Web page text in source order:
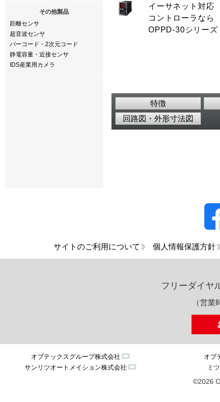
その他製品
距離センサ
超音波センサ
バーコード・2次元コード
静電容量・近接センサ
IDS産業用カメラ
イーサネット対応
コントローラなら
OPPD-30シリーズ
特徴
回路図・外形寸法図
サイトのご利用について 個人情報保護方針
フリーダイヤ
（営
オプテックスグループ株式会社
オプ
サンリツオートメイション株式会社
ミ
©2026